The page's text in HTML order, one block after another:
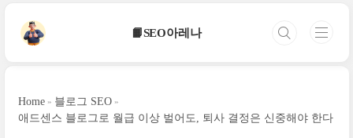
📙SEO아레나
Home
블로그 SEO
애드센스 블로그로 월급 이상 벌어도, 퇴사 결정은 신중해야 한다